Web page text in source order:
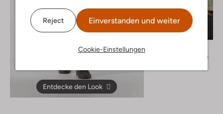
Reject Einverstanden und weiter
Cookie-Einstellungen
Entdecke den Look
Letzter Artikel
Wattierte Jacke